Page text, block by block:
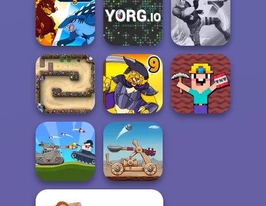
Dynamons 5 YORG.io Gang Brawlers
Canyon Defence Dynamons 9